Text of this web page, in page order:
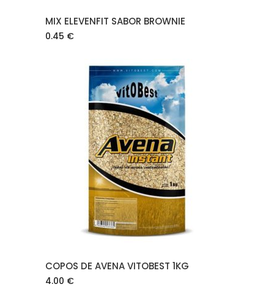
MIX ELEVENFIT SABOR BROWNIE
0.45 €
AÑADIR AL CARRITO
COPOS DE AVENA VITOBEST 1KG
4.00 €